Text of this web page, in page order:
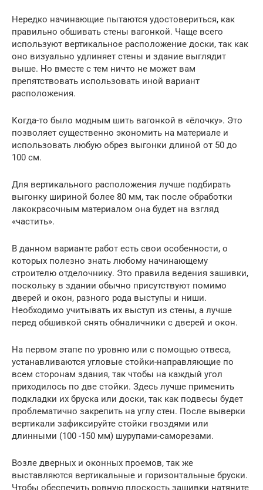
Нередко начинающие пытаются удостовериться, как
правильно обшивать стены вагонкой. Чаще всего
используют вертикальное расположение доски, так как
оно визуально удлиняет стены и здание выглядит
выше. Но вместе с тем ничто не может вам
препятствовать использовать иной вариант
расположения.
Когда-то было модным шить вагонкой в «ёлочку». Это
позволяет существенно экономить на материале и
использовать любую обрез выгонки длиной от 50 до
100 см.
Для вертикального расположения лучше подбирать
выгонку шириной более 80 мм, так после обработки
лакокрасочным материалом она будет на взгляд
«частить».
В данном варианте работ есть свои особенности, о
которых полезно знать любому начинающему
строителю отделочнику. Это правила ведения зашивки,
поскольку в здании обычно присутствуют помимо
дверей и окон, разного рода выступы и ниши.
Необходимо учитывать их выступ из стены, а лучше
перед обшивкой снять обналичники с дверей и окон.
На первом этапе по уровню или с помощью отвеса,
устанавливаются угловые стойки-направляющие по
всем сторонам здания, так чтобы на каждый угол
приходилось по две стойки. Здесь лучше применить
подкладки их бруска или доски, так как подвесы будет
проблематично закрепить на углу стен. После выверки
вертикали зафиксируйте стойки гвоздями или
длинными (100 -150 мм) шурупами-саморезами.
Возле дверных и оконных проемов, так же
выставляются вертикальные и горизонтальные бруски.
Чтобы обеспечить ровную плоскость зашивки натяните